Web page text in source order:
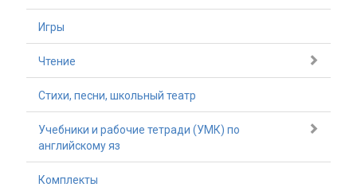
Игры
Чтение
Стихи, песни, школьный театр
Учебники и рабочие тетради (УМК) по
английскому яз
Комплекты